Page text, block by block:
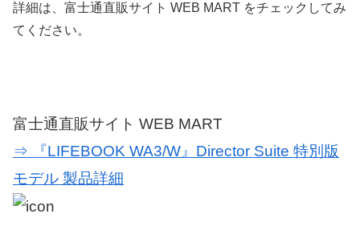
詳細は、富士通直販サイト WEB MART をチェックしてみ
てください。
富士通直販サイト WEB MART
⇒ 『LIFEBOOK WA3/W』Director Suite 特別版
モデル 製品詳細